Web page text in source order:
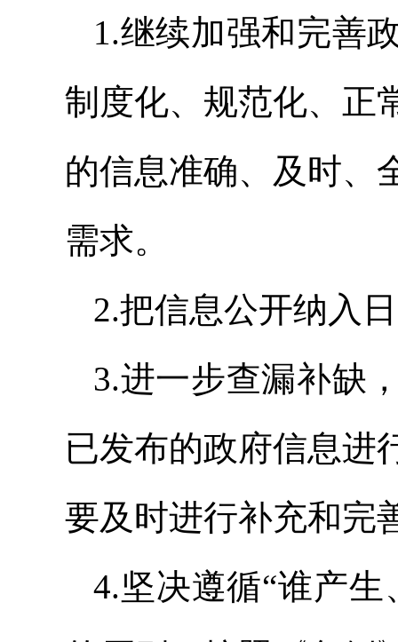
1.继续加强和完善
制度化、规范化、正
的信息准确、及时、
需求。
2.把信息公开纳入
3.进一步查漏补缺
已发布的政府信息进
要及时进行补充和完
4.坚决遵循“谁产